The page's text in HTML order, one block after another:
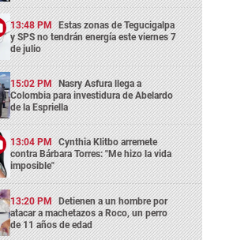
13:48 PM Estas zonas de Tegucigalpa
y SPS no tendrán energía este viernes 7
de julio
15:02 PM Nasry Asfura llega a
Colombia para investidura de Abelardo
de la Espriella
13:04 PM Cynthia Klitbo arremete
contra Bárbara Torres: "Me hizo la vida
imposible"
13:20 PM Detienen a un hombre por
atacar a machetazos a Roco, un perro
de 11 años de edad